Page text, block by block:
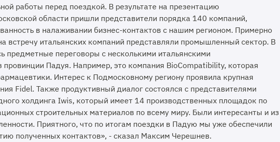
работы перед поездкой. В результате на презентацию
области пришли представители порядка 140 компаний,
в налаживании бизнес-контактов с нашим регионом. Примерно
встречу итальянских компаний представляли промышленный сектор. В
предметные переговоры с несколькими итальянскими
Падуя. Например, это компания BioCompatibility, которая
Интерес к Подмосковному региону проявила крупная
Fidel. Также продуктивный диалог состоялся с представителями
холдинга Iwis, который имеет 14 производственных площадок по
строительных материалов по всему миру. Были интересанты и из
Приятного, что по итогам поездки в Падую мы уже обеспечили
полученных контактов», - сказал Максим Черешнев.